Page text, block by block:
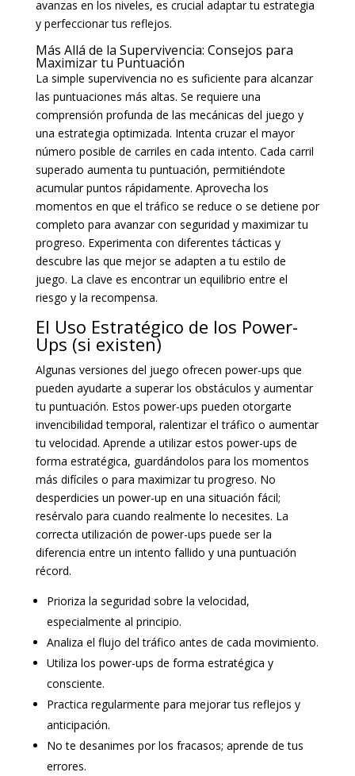
avanzas en los niveles, es crucial adaptar tu estrategia
y perfeccionar tus reflejos.
Más Allá de la Supervivencia: Consejos para
Maximizar tu Puntuación
La simple supervivencia no es suficiente para alcanzar
las puntuaciones más altas. Se requiere una
comprensión profunda de las mecánicas del juego y
una estrategia optimizada. Intenta cruzar el mayor
número posible de carriles en cada intento. Cada carril
superado aumenta tu puntuación, permitiéndote
acumular puntos rápidamente. Aprovecha los
momentos en que el tráfico se reduce o se detiene por
completo para avanzar con seguridad y maximizar tu
progreso. Experimenta con diferentes tácticas y
descubre las que mejor se adapten a tu estilo de
juego. La clave es encontrar un equilibrio entre el
riesgo y la recompensa.
El Uso Estratégico de los Power-
Ups (si existen)
Algunas versiones del juego ofrecen power-ups que
pueden ayudarte a superar los obstáculos y aumentar
tu puntuación. Estos power-ups pueden otorgarte
invencibilidad temporal, ralentizar el tráfico o aumentar
tu velocidad. Aprende a utilizar estos power-ups de
forma estratégica, guardándolos para los momentos
más difíciles o para maximizar tu progreso. No
desperdicies un power-up en una situación fácil;
resérvalo para cuando realmente lo necesites. La
correcta utilización de power-ups puede ser la
diferencia entre un intento fallido y una puntuación
récord.
Prioriza la seguridad sobre la velocidad,
especialmente al principio.
Analiza el flujo del tráfico antes de cada movimiento.
Utiliza los power-ups de forma estratégica y
consciente.
Practica regularmente para mejorar tus reflejos y
anticipación.
No te desanimes por los fracasos; aprende de tus
errores.